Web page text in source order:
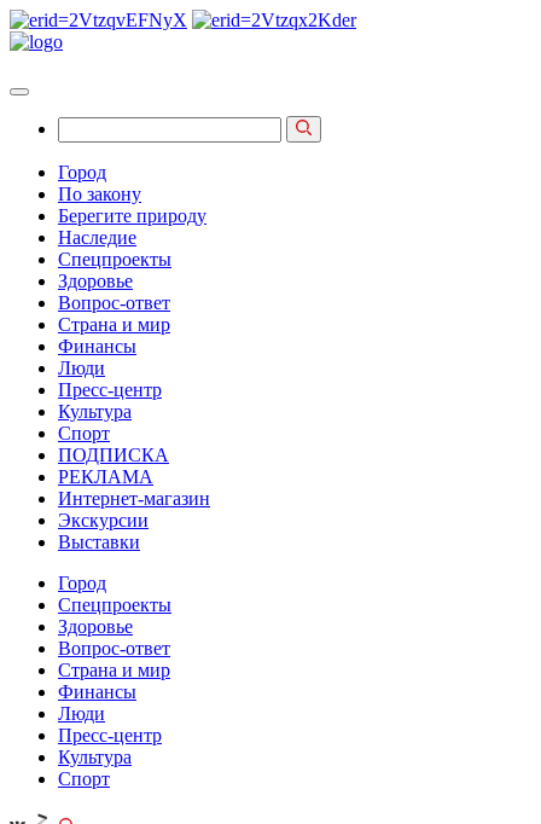
Город
По закону
Берегите природу
Наследие
Спецпроекты
Здоровье
Вопрос-ответ
Страна и мир
Финансы
Люди
Пресс-центр
Культура
Спорт
ПОДПИСКА
РЕКЛАМА
Интернет-магазин
Экскурсии
Выставки
Город
Спецпроекты
Здоровье
Вопрос-ответ
Страна и мир
Финансы
Люди
Пресс-центр
Культура
Спорт